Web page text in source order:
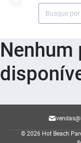
Nenhum
© 2026 Hot Beach